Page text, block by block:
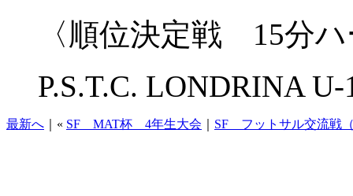
〈順位決定戦 15分
P.S.T.C. LONDRINA
最新へ ｜« SF MAT杯 4年生大会 SF フットサル交流戦